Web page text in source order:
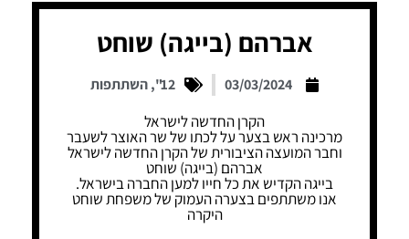
אברהם (בייגה) שוחט
03/03/2024
12"
,השתתפות
הקרן החדשה לישראל
מרכינה ראש בצער על לכתו של שר האוצר לשעבר
וחבר המועצה הציבורית של הקרן החדשה לישראל
אברהם (בייגה) שוחט
בייגה הקדיש את כל חייו למען החברה בישראל.
אנו משתתפים בצערה העמוק של משפחת שוחט
היקרה